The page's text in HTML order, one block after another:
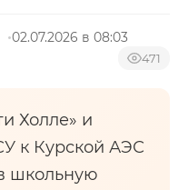
02.07.2026 в 08:03
471
Холле» и
к Курской АЭС
школьную